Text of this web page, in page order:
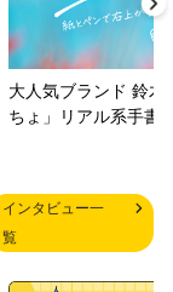
大人気ブランド 鈴木
ちょ」リアル系手書
インタビュー一
覧